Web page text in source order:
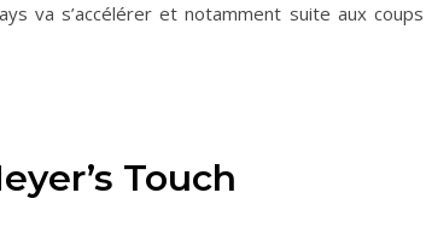
va s’accélérer et notamment suite aux
Touch